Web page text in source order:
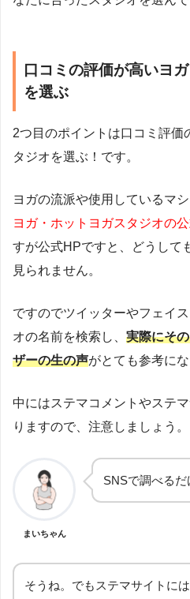
口コミの評価が高いヨ
を選ぶ
2つ目のポイントは口コミ評価
タジオを選ぶ！です。
ヨガの流派や使用しているマ
ヨガ・ホットヨガスタジオの
すが公式HPですと、どうして
見られません。
ですのでツイッターやフェイ
オの名前を検索し、 実際にそ
ザーの生の声がとても参考にな
中にはステマコメントやステ
りますので、注意しましょう。
まいちゃん
SNSで調べるだ
そうね。でもステマサイトに